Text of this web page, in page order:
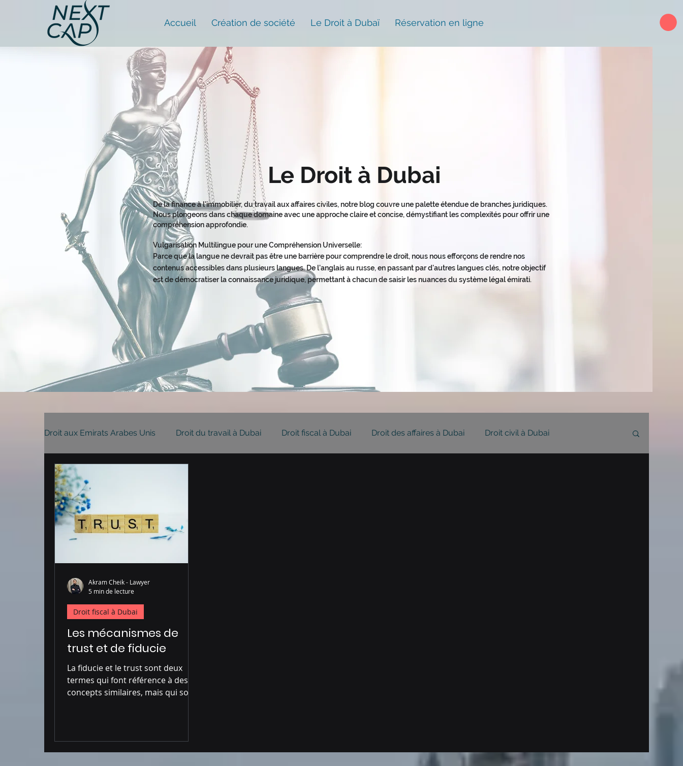
Accueil Création de société Le Droit à Dubaï Réservation en ligne
Le Droit à Dubai
De la finance à l'immobilier, du travail aux affaires civiles, notre blog couvre une palette étendue de branches juridiques.
Nous plongeons dans chaque domaine avec une approche claire et concise, démystifiant les complexités pour offrir une
compréhension approfondie.
Vulgarisation Multilingue pour une Compréhension Universelle:
Parce que la langue ne devrait pas être une barrière pour comprendre le droit, nous nous efforçons de rendre nos
contenus accessibles dans plusieurs langues. De l'anglais au russe, en passant par d'autres langues clés, notre objectif
est de démocratiser la connaissance juridique, permettant à chacun de saisir les nuances du système légal émirati.
Droit aux Emirats Arabes Unis Droit du travail à Dubai Droit fiscal à Dubai Droit des affaires à Dubai Droit civil à Dubai
Administration à Dubai
Les mécanismes de
trust et de fiducie
La fiducie et le trust sont deux
termes qui font référence à des
concepts similaires, mais qui sont
Droit fiscal à Dubai
Akram Cheik - Lawyer
5 min de lecture